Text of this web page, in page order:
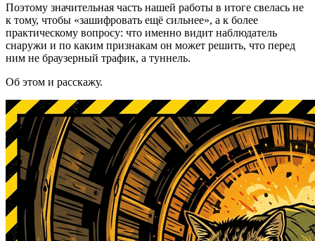
Поэтому значительная часть нашей работы в итоге свелась не
к тому, чтобы «зашифровать ещё сильнее», а к более
практическому вопросу: что именно видит наблюдатель
снаружи и по каким признакам он может решить, что перед
ним не браузерный трафик, а туннель.
Об этом и расскажу.